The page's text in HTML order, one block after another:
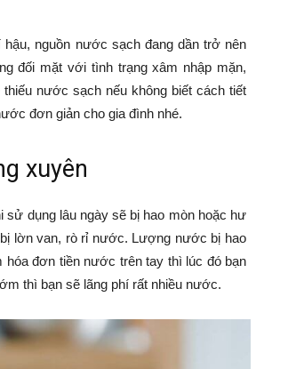
nguồn nước sạch đang dần trở nên
đối mặt với tình trạng xâm nhập mặn,
nước sạch nếu không biết cách tiết
đơn giản cho gia đình nhé.
xuyên
dụng lâu ngày sẽ bị hao mòn hoặc hư
lờn van, rò rỉ nước. Lượng nước bị hao
đơn tiền nước trên tay thì lúc đó bạn
thì bạn sẽ lãng phí rất nhiều nước.